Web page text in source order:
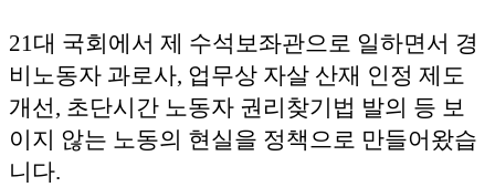
21대 국회에서 제 수석보좌관으로 일하면서 경
비노동자 과로사, 업무상 자살 산재 인정 제도
개선, 초단시간 노동자 권리찾기법 발의 등 보
이지 않는 노동의 현실을 정책으로 만들어왔습
니다.